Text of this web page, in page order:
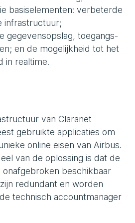
basiselementen: verbeterde
infrastructuur;
gegevensopslag, toegangs-
en de mogelijkheid tot het
in realtime.
van Claranet
gebruikte applicaties om
online eisen van Airbus.
van de oplossing is dat de
beschikbaar
redundant en worden
technisch accountmanager